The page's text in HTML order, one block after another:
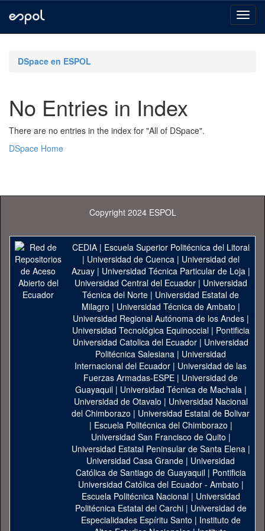
navigationDSpace en ESPOL
No Entries in Index
There are no entries in the index for "All of DSpace".
DSpace Home
Copyright 2024 ESPOL
CEDIA| Escuela Superior Politécnica del Litoral
| Universidad de Cuenca| Universidad del
Azuay| Universidad Técnica Particular de Loja|
Universidad Central del Ecuador| Universidad
Técnica del Norte | Universidad Estatal de
Milagro | Universidad Técnica de Ambato |
Universidad Regional Autónoma de los Andes|
Universidad Tecnológica Equinoccial| Pontificia
Universidad Catolica del Ecuador | Universidad
Politécnica Salesiana | Universidad
Internacional del Ecuador | Universidad de las
Fuerzas Armadas-ESPE | Universidad de
Guayaquil| Universidad Técnica de Machala|
Universidad de Otavalo | Universidad Nacional
del Chimborazo | Universidad Estatal de Bolivar
| Escuela Politécnica del Chimborazo |
Universidad San Francisco de Quito |
Universidad Estatal Peninsular de Santa Elena|
Universidad Casa Grande | Universidad
Católica de Santiago de Guayaquil| Pontificia
Universidad Católica del Ecuador - Ambato |
Escuela Politécnica Nacional| Universidad
Politécnica Estatal del Carchi| Universidad de
Especialidades Espíritu Santo | Instituto de